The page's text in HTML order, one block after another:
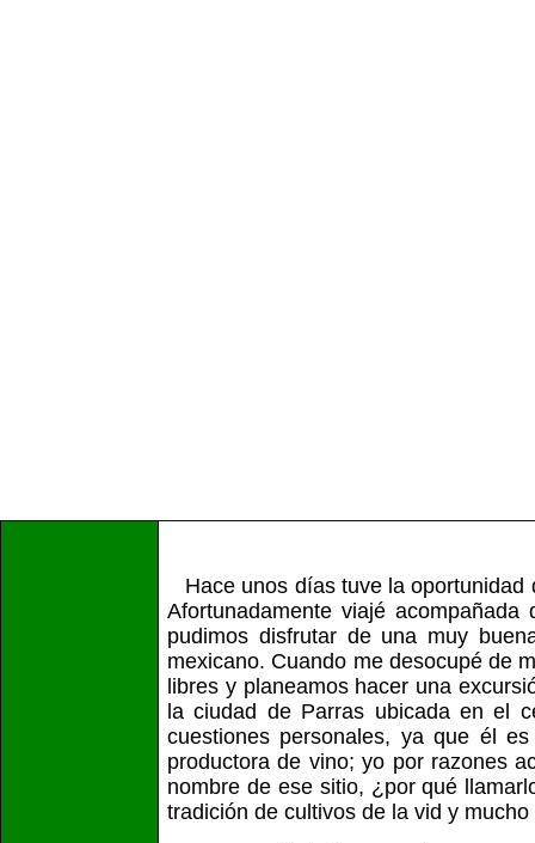
Hace unos días tuve la
Afortunadamente viajé
pudimos disfrutar de una muy
mexicano. Cuando me desocupé de
libres y planeamos hacer una
la ciudad de Parras ubicada en el
cuestiones personales, ya que él
productora de vino; yo por razones
nombre de ese sitio, ¿por qué
tradición de cultivos de la vid y